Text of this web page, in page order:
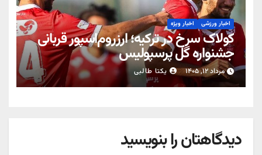
اخبار ورزشی اخبار ویژه
کولاک سرخ در ترکیه؛ ارزروم‌اسپور قربانی
جشنواره گل پرسپولیس
مرداد ۱۲, ۱۴۰۵ یکتا طالبی
دیدگاهتان را بنویسید